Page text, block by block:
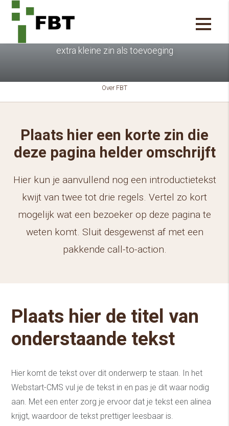
Titel van de pagina
extra kleine zin als toevoeging
Over FBT
Plaats hier een korte zin die
deze pagina helder omschrijft
Hier kun je aanvullend nog een introductietekst
kwijt van twee tot drie regels. Vertel zo kort
mogelijk wat een bezoeker op deze pagina te
weten komt. Sluit desgewenst af met een
pakkende call-to-action.
Plaats hier de titel van
onderstaande tekst
Hier komt de tekst over dit onderwerp te staan. In het
Webstart-CMS vul je de tekst in en pas je dit waar nodig
aan. Met een enter zorg je ervoor dat je tekst een alinea
krijgt, waardoor de tekst prettiger leesbaar is.